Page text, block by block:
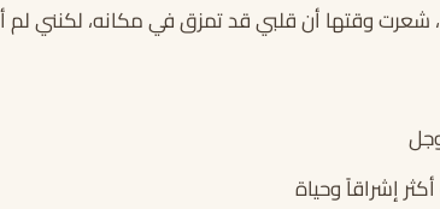
شعرت وقتها أن قلبي قد تمزق في مكانه، لكنني لم
إشراقاً وحياة